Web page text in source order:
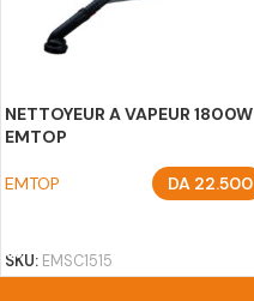
NETTOYEUR A VAPEUR 1800W
EMTOP
EMTOP DA22.500
SKU: EMSC1515